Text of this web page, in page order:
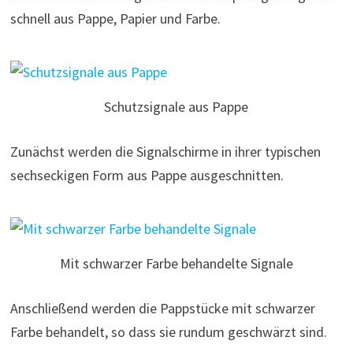
schnell aus Pappe, Papier und Farbe.
Schutzsignale aus Pappe
Zunächst werden die Signalschirme in ihrer typischen
sechseckigen Form aus Pappe ausgeschnitten.
Mit schwarzer Farbe behandelte Signale
Anschließend werden die Pappstücke mit schwarzer
Farbe behandelt, so dass sie rundum geschwärzt sind.